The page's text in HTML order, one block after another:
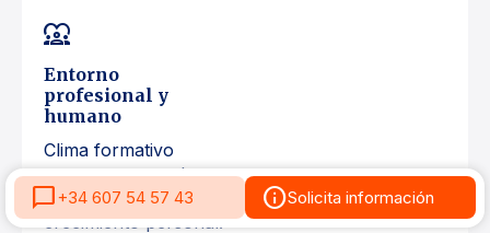
chat_bubble+34 607 54 57 43 infoSolicita información
diversity_1
Entorno
profesional y
humano
Clima formativo
cercano, con valores
y orientación al
crecimiento personal.